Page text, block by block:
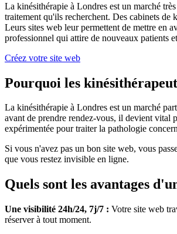
La kinésithérapie à Londres est un marché
traitement qu'ils recherchent. Des cabinets de
Leurs sites web leur permettent de mettre en
professionnel qui attire de nouveaux patients
Créez votre site web
Pourquoi les
La kinésithérapie à Londres est un marché
avant de prendre rendez-vous, il devient vital
expérimentée pour traiter la pathologie
Si vous n'avez pas un bon site web, vous
que vous restez invisible en ligne.
Quels sont les avantages
Une visibilité 24h/24, 7j/7 : Votre site web
réserver à tout moment.